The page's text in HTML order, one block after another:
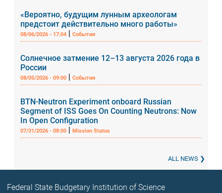
«Вероятно, будущим лунным археологам
предстоит действительно много работы»
08/06/2026 - 17:04 |События
Солнечное затмение 12–13 августа 2026 года в
России
08/05/2026 - 09:00 |События
BTN-Neutron Experiment onboard Russian
Segment of ISS Goes On Counting Neutrons: Now
In Open Configuration
07/31/2026 - 08:00 |Mission Status
ALL NEWS
Federal State Budgetary Institution of Science